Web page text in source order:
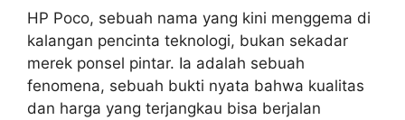
HP Poco, sebuah nama yang kini menggema di
kalangan pencinta teknologi, bukan sekadar
merek ponsel pintar. Ia adalah sebuah
fenomena, sebuah bukti nyata bahwa kualitas
dan harga yang terjangkau bisa berjalan